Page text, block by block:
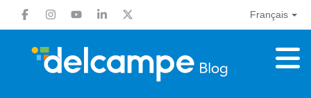
Français